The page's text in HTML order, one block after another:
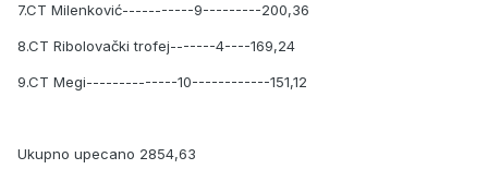
7.CT Milenković-----------9---------200,36
8.CT Ribolovački trofej-------4----169,24
9.CT Megi--------------10------------151,12
Ukupno upecano 2854,63